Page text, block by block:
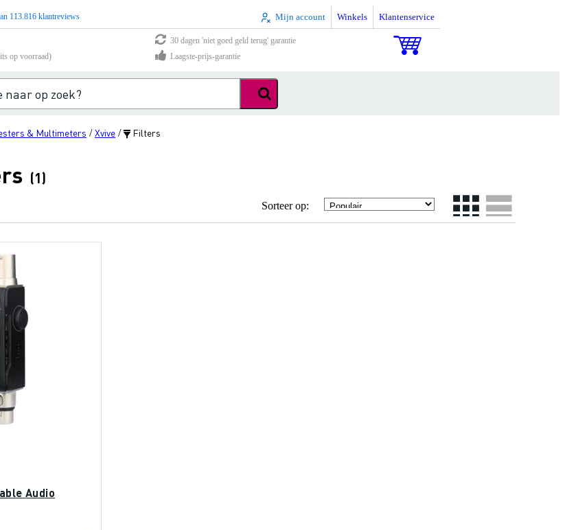
113.816 klantreviews Mijn account Winkels Klantenservice
30 dagen 'niet goed geld terug' garantie
op voorraad)
Laagste-prijs-garantie
& Multimeters /Xvive / Filters
(1)
Sorteer op:
Audio